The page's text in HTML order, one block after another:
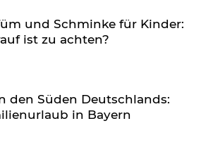
und Schminke für Kinder:
ist zu achten?
den Süden Deutschlands:
in Bayern